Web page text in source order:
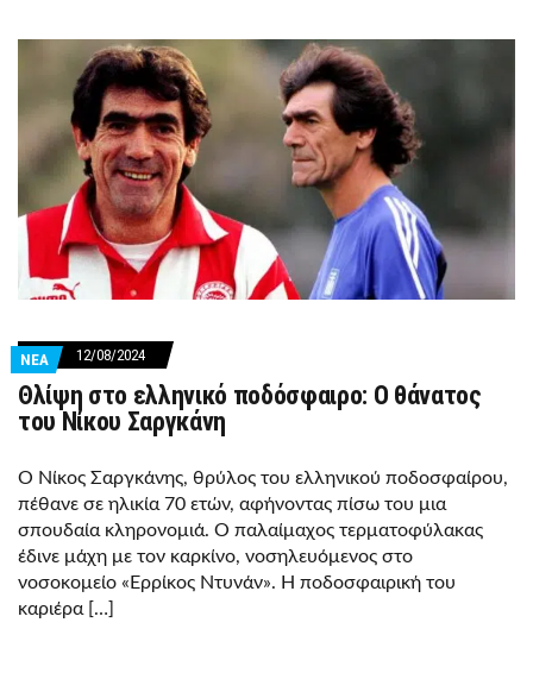
ΝΕΑ 12/08/2024
Θλίψη στο ελληνικό ποδόσφαιρο: Ο θάνατος
του Νίκου Σαργκάνη
Ο Νίκος Σαργκάνης, θρύλος του ελληνικού ποδοσφαίρου,
πέθανε σε ηλικία 70 ετών, αφήνοντας πίσω του μια
σπουδαία κληρονομιά. Ο παλαίμαχος τερματοφύλακας
έδινε μάχη με τον καρκίνο, νοσηλευόμενος στο
νοσοκομείο «Ερρίκος Ντυνάν». Η ποδοσφαιρική του
καριέρα […]